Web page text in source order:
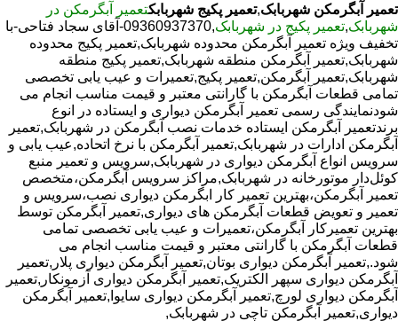
تعمیر آبگرمکن شهربابک,تعمیر پکیج شهربابکتعمیر آبگرمکن در
شهربابک,تعمیر پکیج در شهربابک
,09360937370-آقای سجاد فتاحی-با
تخفیف ویژه تعمیر آبگرمکن محدوده شهربابک,تعمیر پکیج محدوده
شهربابک,تعمیر آبگرمکن منطقه شهربابک,تعمیر پکیج منطقه
شهربابک,تعمیر آبگرمکن,تعمیر پکیج,تعمیرات و عیب یابی تخصصی
تمامی قطعات آبگرمکن با گارانتی معتبر و قیمت مناسب انجام می
شودنمایندگی رسمی تعمیر آبگرمکن دیواری و ایستاده در انوع
برندتعمیر آبگرمکن ایستاده خدمات نصب آبگرمکن در شهربابک,تعمیر
آبگرمکن ادارات در شهربابک,تعمیر آبگرمکن با نرخ اتحاده,عیب یابی و
سرویس انواع آبگرمکن دیواری در شهربابک,سرویس و تعمیر منبع
کوئل‌دار موتورخانه در شهربابک,مراکز سرویس آبگرمکن،متخصص
تعمیر آبگرمکن،بهترین تعمیر کار ابگرمکن دیواری نصب،سرویس و
تعمیر و تعویض قطعات آبگرمکن های دیواری,تعمیر آبگرمکن توسط
بهترین تعمیرکار آبگرمکن،تعمیرات و عیب یابی تخصصی تمامی
قطعات آبگرمکن با گارانتی معتبر و قیمت مناسب انجام می
شود.,تعمیر آبگرمکن دیواری بوتان,تعمیر آبگرمکن دیواری پلار,تعمیر
آبگرمکن دیواری سپهر الکتریک,تعمیر آبگرمکن دیواری آزمونکار,تعمیر
آبگرمکن دیواری لورچ,تعمیر آبگرمکن دیواری سایوا,تعمیر آبگرمکن
دیواری,تعمیر آبگرمکن تاچی در شهربابک,